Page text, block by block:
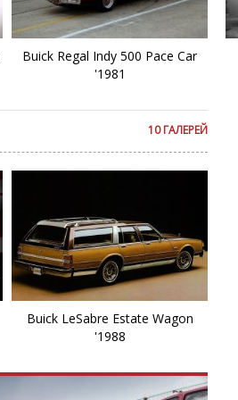
Buick Regal Indy 500 Pace Car
'1981
10 ГАЛЕРЕЙ
Buick LeSabre Estate Wagon
'1988